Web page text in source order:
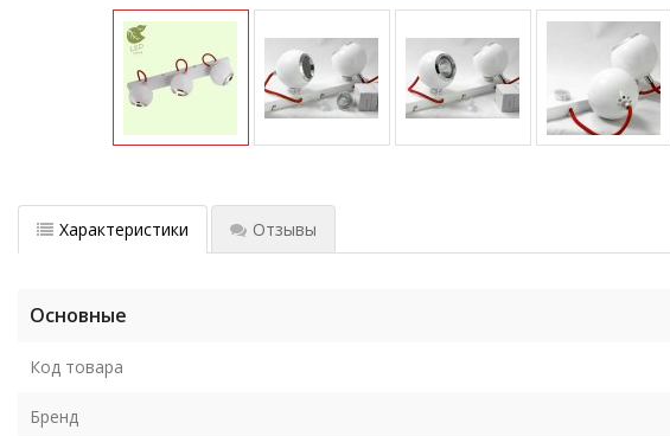
Характеристики Отзывы
Основные
Код товара
Бренд